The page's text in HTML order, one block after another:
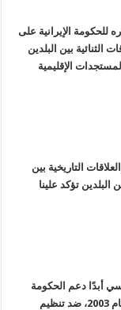
الإيرانية على
بين البلدين
الإقليمية
التاريخية بين
تؤكد علينا
أبدًا دعم الحكومة
والشعب الايراني في السنوات الماضية، خاصة منذ عام 2003، ضد تنظيم